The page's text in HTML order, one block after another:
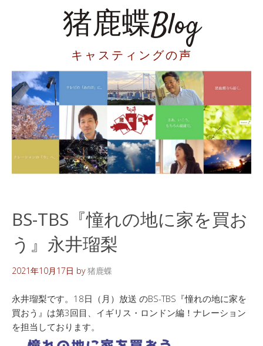
猪鹿蝶Blog
キャスティングの声
BS-TBS『憧れの地に家を買お
う』永井瑠梨
2021年10月17日 by猪鹿蝶
永井瑠梨です。18日（月）放送 のBS-TBS『憧れの地に家を
買おう』は第3回目、イギリス・ロンドン編！ナレーション
を担当しております。